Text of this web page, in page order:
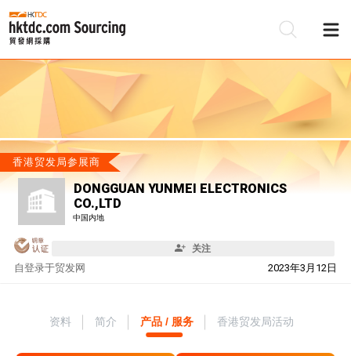
香港贸发局参展商
DONGGUAN YUNMEI ELECTRONICS
CO.,LTD
中国内地
关注
自 2023年3月12日
登录于贸发网
资料 简介 产品 / 服务 香港贸发局活动